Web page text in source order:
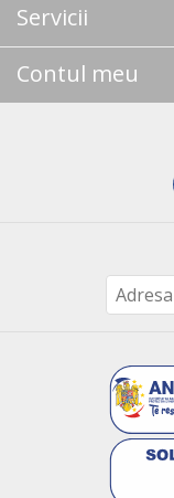
Servicii
Contul meu